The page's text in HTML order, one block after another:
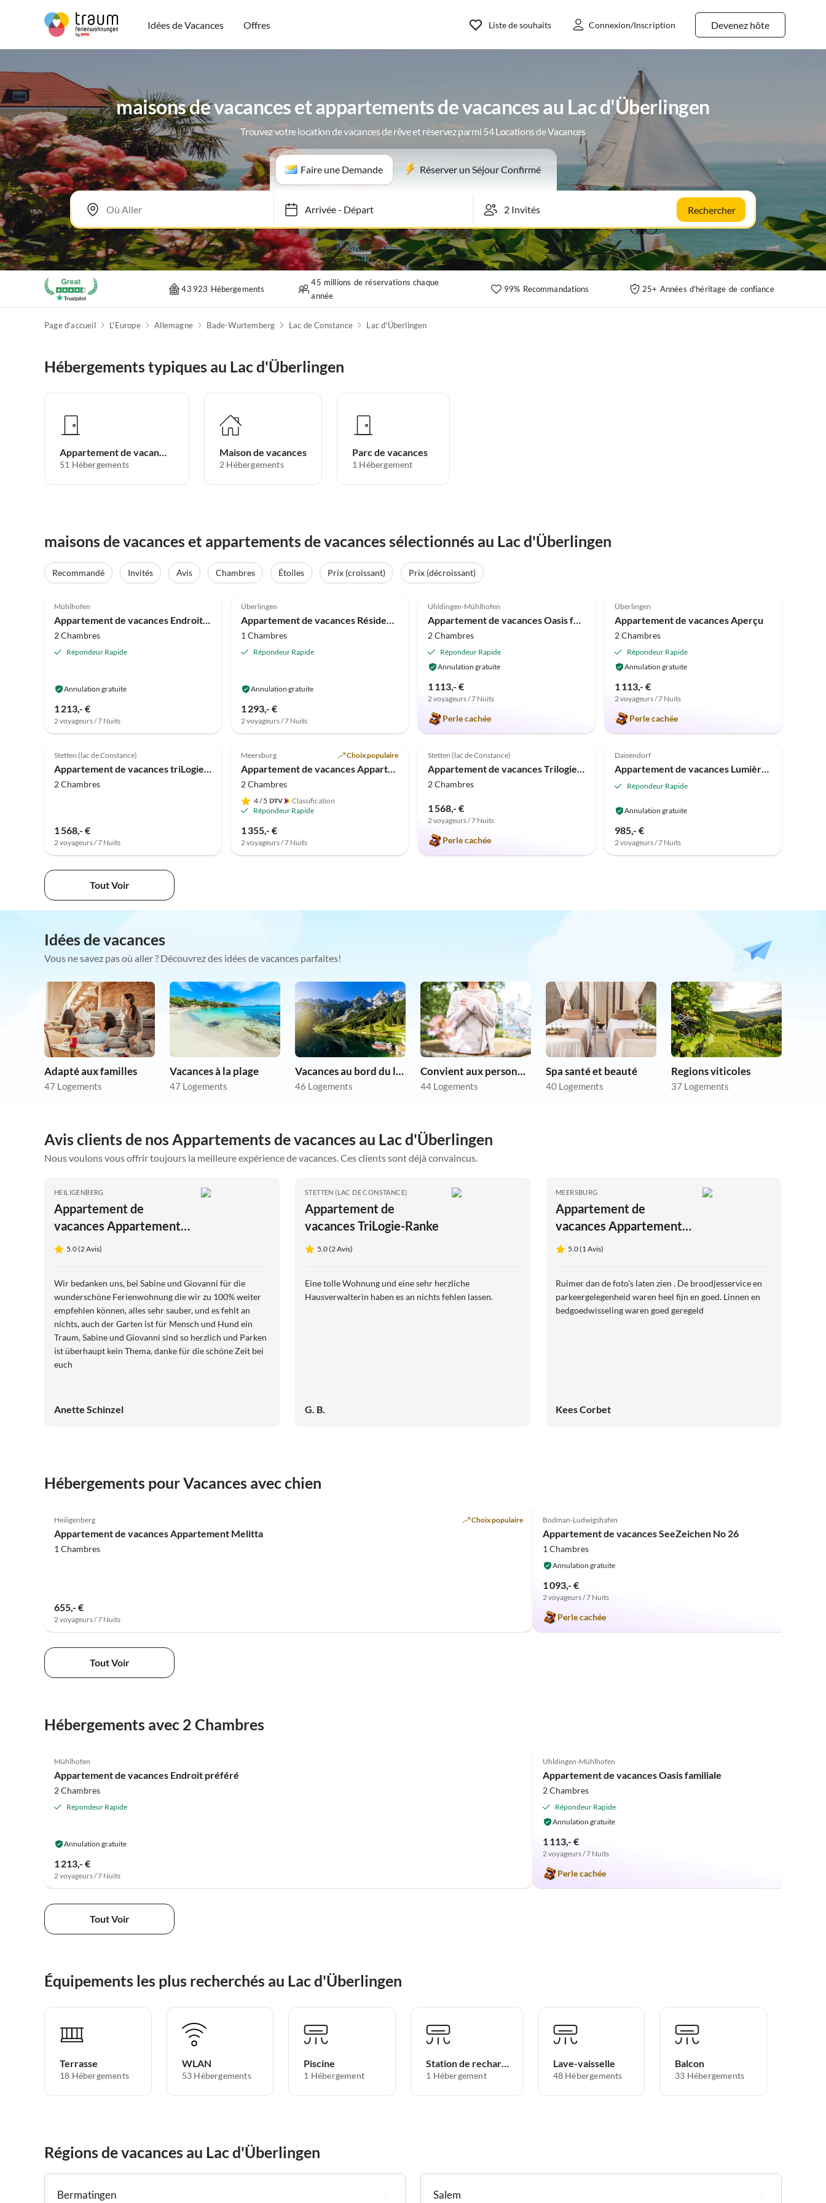
Idées de Vacances Offres Devenez hôte
Liste de souhaits Connexion/Inscription
maisons de vacances et appartements de vacances au Lac d'Überlingen
Trouvez votre location de vacances de rêve et réservez parmi 54 Locations de Vacances
Faire une Demande Réserver un Séjour Confirmé
Arrivée-Départ Rechercher
43 923 Hébergements
45 millions de réservations chaque
année
99% Recommandations 25+ Années d'héritage de confiance
Page d'accueil L'Europe Allemagne Bade-Wurtemberg Lac de Constance Lac d'Überlingen
Hébergements typiques au Lac d'Überlingen
Appartement de vacances
51 Hébergements
Maison de vacances
2 Hébergements
Parc de vacances
1 Hébergement
maisons de vacances et appartements de vacances sélectionnés au Lac d'Überlingen
Recommandé Invités Avis Chambres Étoiles Prix (croissant)
Prix (décroissant)
Mühlhofen
Appartement de vacances Endroit préféré
2 Chambres
Répondeur Rapide
Annulation gratuite
1 213,- €
2 voyageurs / 7 Nuits
Überlingen
Appartement de vacances Résidence au Bord de l'Eau
1 Chambres
Répondeur Rapide
Annulation gratuite
1 293,- €
2 voyageurs / 7 Nuits
Uhldingen-Mühlhofen
Appartement de vacances Oasis familiale
2 Chambres
Répondeur Rapide
Annulation gratuite
1 113,- €
2 voyageurs / 7 Nuits
Perle cachée
Überlingen
Appartement de vacances Aperçu
2 Chambres
Répondeur Rapide
Annulation gratuite
1 113,- €
2 voyageurs / 7 Nuits
Perle cachée
4.6 (2)
Stetten (lac de Constance)
Appartement de vacances triLogie-Mûre
2 Chambres
1 568,- €
2 voyageurs / 7 Nuits
Annonce
5.0 (1)
Meersburg Choix populaire
Appartement de vacances Appartement Annemarie 4
2 Chambres
4/ 5
Classification
Répondeur Rapide
1 355,- €
2 voyageurs / 7 Nuits
5.0 (1)
Stetten (lac de Constance)
Appartement de vacances Trilogie-Papillon
2 Chambres
1 568,- €
2 voyageurs / 7 Nuits
Perle cachée
Daisendorf
Appartement de vacances Lumières scintillantes
Répondeur Rapide
Annulation gratuite
985,- €
2 voyageurs / 7 Nuits
Tout Voir
Idées de vacances
Vous ne savez pas où aller ? Découvrez des idées de vacances parfaites!
Adapté aux familles
47 Logements
Vacances à la plage
47 Logements
Vacances au bord du lac
46 Logements
Convient aux personnes allergiques
44 Logements
Spa santé et beauté
40 Logements
Regions viticoles
37 Logements
Avis clients de nos Appartements de vacances au Lac d'Überlingen
Nous voulons vous offrir toujours la meilleure expérience de vacances. Ces clients sont déjà convaincus.
HEILIGENBERG
Appartement de
vacances Appartement
Melitta
5.0 (2 Avis)
Wir bedanken uns, bei Sabine und Giovanni für die
wunderschöne Ferienwohnung die wir zu 100% weiter
empfehlen können, alles sehr sauber, und es fehlt an
nichts, auch der Garten ist für Mensch und Hund ein
Traum, Sabine und Giovanni sind so herzlich und Parken
ist überhaupt kein Thema, danke für die schöne Zeit bei
euch
Anette Schinzel
STETTEN (LAC DE CONSTANCE)
Appartement de
vacances TriLogie-Ranke
5.0 (2 Avis)
Eine tolle Wohnung und eine sehr herzliche
Hausverwalterin haben es an nichts fehlen lassen.
G. B.
MEERSBURG
Appartement de
vacances Appartement
Annemarie 4
5.0 (1 Avis)
Ruimer dan de foto's laten zien . De broodjesservice en
parkeergelegenheid waren heel fijn en goed. Linnen en
bedgoedwisseling waren goed geregeld
Kees Corbet
Hébergements pour Vacances avec chien
Heiligenberg Choix populaire
Appartement de vacances Appartement Melitta
1 Chambres
655,- €
2 voyageurs / 7 Nuits
Bodman-Ludwigshafen
Appartement de vacances SeeZeichen No 26
1 Chambres
Annulation gratuite
1 093,- €
2 voyageurs / 7 Nuits
Perle cachée
Tout Voir
Hébergements avec 2 Chambres
Mühlhofen
Appartement de vacances Endroit préféré
2 Chambres
Répondeur Rapide
Annulation gratuite
1 213,- €
2 voyageurs / 7 Nuits
Uhldingen-Mühlhofen
Appartement de vacances Oasis familiale
2 Chambres
Répondeur Rapide
Annulation gratuite
1 113,- €
2 voyageurs / 7 Nuits
Perle cachée
Tout Voir
Équipements les plus recherchés au Lac d'Überlingen
Terrasse
18 Hébergements
WLAN
53 Hébergements
Piscine
1 Hébergement
Station de recharge pour voitures électriques
1 Hébergement
Lave-vaisselle
48 Hébergements
Balcon
33 Hébergements
Régions de vacances au Lac d'Überlingen
Bermatingen Salem